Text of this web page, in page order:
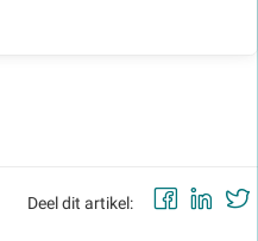
Deel dit artikel: